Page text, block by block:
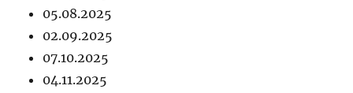
05.08.2025
02.09.2025
07.10.2025
04.11.2025